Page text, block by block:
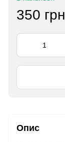
350 грн
Опис